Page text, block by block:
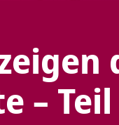
– Teil